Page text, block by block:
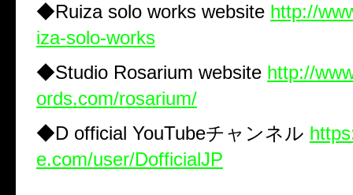
◆Ruiza solo works website http://
iza-solo-works
◆Studio Rosarium website http://
ords.com/rosarium/
◆D official YouTubeチャンネル
e.com/user/DofficialJP